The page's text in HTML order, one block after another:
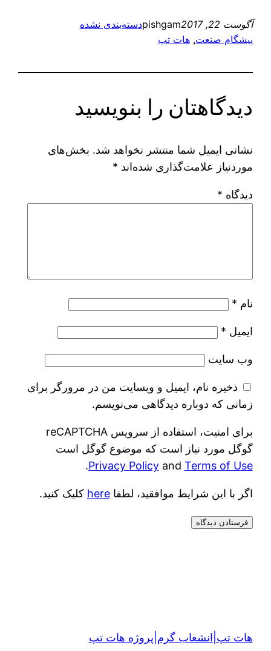
آگوست 22, 2017 pishgamدسته‌بندی نشده
پیشگام صنعت, هات تپ
دیدگاهتان را بنویسید
نشانی ایمیل شما منتشر نخواهد شد. بخش‌های
موردنیاز علامت‌گذاری شده‌اند *
دیدگاه *
نام *
ایمیل *
وب‌ سایت
ذخیره نام، ایمیل و وبسایت من در مرورگر برای
زمانی که دوباره دیدگاهی می‌نویسم.
برای امنیت، استفاده از سرویس reCAPTCHA
گوگل مورد نیاز است که موضوع گوگل است
Privacy Policyand Terms of Use
.
اگر با این شرایط موافقید، لطفاhere کلیک کنید.
هات تپ|انشعاب گرم|پروژه هات تپ